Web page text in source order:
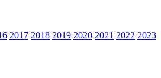
2017 2018 2019 2020 2021 2022 2023